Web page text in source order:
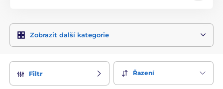
Zobrazit další kategorie
Filtr Řazení